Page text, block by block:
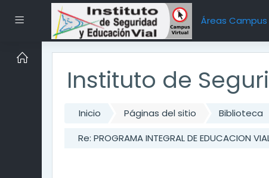
Pánel lateral Áreas Campus
Saltar al contenido principal
Instituto de
Inicio Páginas del sitio Biblioteca
Re: PROGRAMA INTEGRAL DE EDUCACION